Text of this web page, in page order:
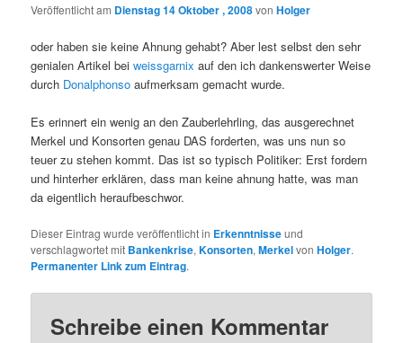
Veröffentlicht am Dienstag 14 Oktober , 2008vonHolger
oder haben sie keine Ahnung gehabt? Aber lest selbst den sehr
genialen Artikel beiweissgarnix auf den ich dankenswerter Weise
durch Donalphonso aufmerksam gemacht wurde.
Es erinnert ein wenig an den Zauberlehrling, das ausgerechnet
Merkel und Konsorten genau DAS forderten, was uns nun so
teuer zu stehen kommt. Das ist so typisch Politiker: Erst fordern
und hinterher erklären, dass man keine ahnung hatte, was man
da eigentlich heraufbeschwor.
Dieser Eintrag wurde veröffentlicht in Erkenntnisseund
verschlagwortet mit Bankenkrise,Konsorten,MerkelvonHolger.
Permanenter Link zum Eintrag.
Schreibe einen Kommentar